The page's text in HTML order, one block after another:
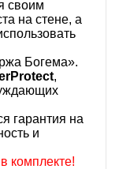
своим
на стене, а
Богема».
,
гарантия на
и
комплекте!